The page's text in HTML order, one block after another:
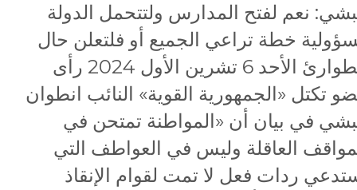
نعم لفتح المدارس ولتتحمل الدولة
خطة تراعي الجميع أو فلتعلن حال
الطوارئ الأحد 6 تشرين الأول 2024 رأى
تكتل «الجمهورية القوية» النائب انطوان
في بيان أن «المواطنة تمتحن في
العاقلة وليس في العواطف التي
ردات فعل لا تمت لقوام الإنقاذ